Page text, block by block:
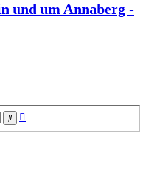
und um Annaberg -
Suche